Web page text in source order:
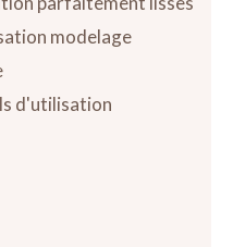
modelage
d'utilisation